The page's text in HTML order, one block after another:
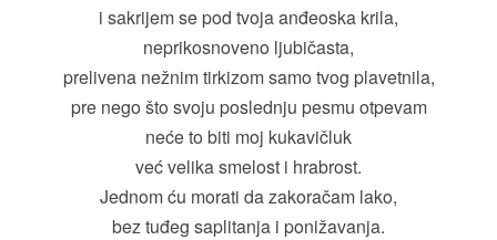
i sakrijem se pod tvoja anđeoska krila,
neprikosnoveno ljubičasta,
prelivena nežnim tirkizom samo tvog plavetnila,
pre nego što svoju poslednju pesmu otpevam
neće to biti moj kukavičluk
već velika smelost i hrabrost.
Jednom ću morati da zakoračam lako,
bez tuđeg saplitanja i ponižavanja.